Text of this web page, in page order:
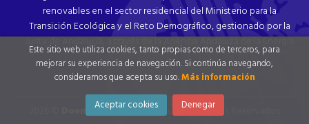
renovables en el sector residencial del Ministerio para la
Transición Ecológica y el Reto Demográfico, gestionado por la
Junta de Andalucía, a través de la Agencia Andaluza de la Energía.
Doema Papelería. Todos los Derechos Reservados
Este sitio web utiliza cookies, tanto propias como de terceros, para
mejorar su experiencia de navegación. Si continúa navegando,
consideramos que acepta su uso.Más información
Aceptar cookies
Denegar